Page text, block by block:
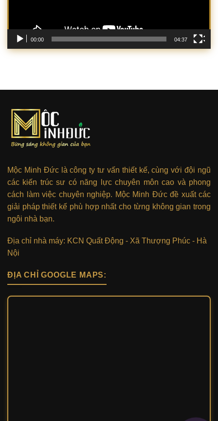
00:00 04:37
Mộc Minh Đức là công ty tư vấn thiết kế, cùng với đội ngũ
các kiến trúc sư có năng lực chuyên môn cao và phong
cách làm việc chuyên nghiệp. Mộc Minh Đức đề xuất các
giải pháp thiết kế phù hợp nhất cho từng không gian trong
ngôi nhà bạn.
Địa chỉ nhà máy: KCN Quất Động - Xã Thượng Phúc - Hà
Nội
ĐỊA CHỈ GOOGLE MAPS: